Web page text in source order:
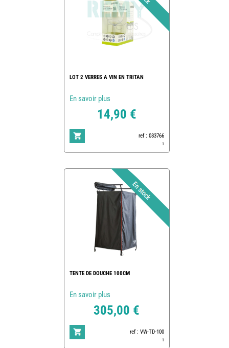
LOT 2 VERRES A VIN EN TRITAN
En savoir plus
14,90 €
ref : 083766
1
TENTE DE DOUCHE 100CM
En savoir plus
305,00 €
ref : VW-TD-100
1